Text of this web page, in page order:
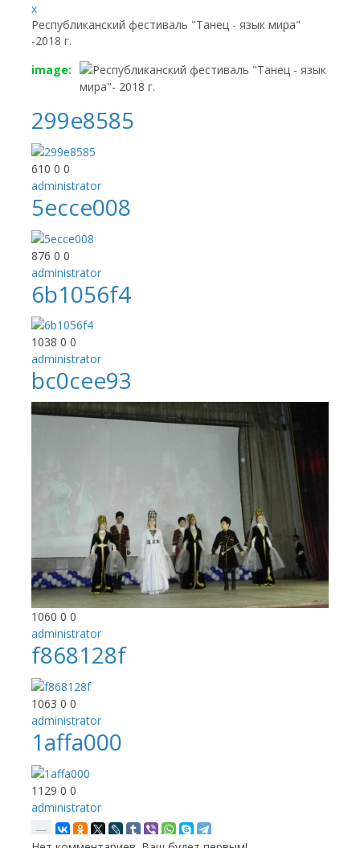
x
Республиканский фестиваль "Танец - язык мира"
-2018 г.
image:
299e8585
61000
administrator
5ecce008
87600
administrator
6b1056f4
103800
administrator
bc0cee93
106000
administrator
f868128f
106300
administrator
1affa000
112900
administrator
—